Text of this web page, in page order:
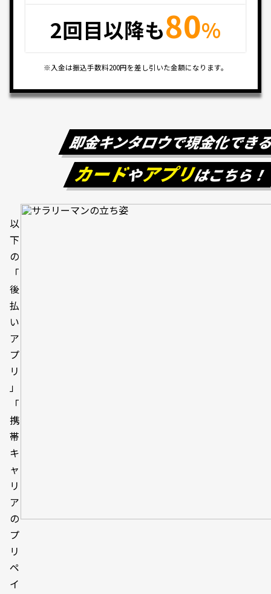
2回目以降も80%
※入金は振込手数料200円を差し引いた金額になります。
即金キンタロウで現金化でき
カードやアプリはこちら
以
下
の
「
後
払
い
ア
プ
リ
」
「
携
帯
キ
ャ
リ
ア
の
プ
リ
ペ
イ